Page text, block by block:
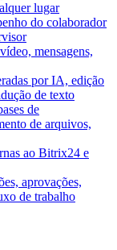
lugar
do colaborador
mensagens,
por IA, edição
de texto
de
de arquivos,
ao Bitrix24 e
aprovações,
de trabalho